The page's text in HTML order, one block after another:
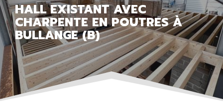
HALL EXISTANT AVEC
CHARPENTE EN POUTRES À
BULLANGE (B)